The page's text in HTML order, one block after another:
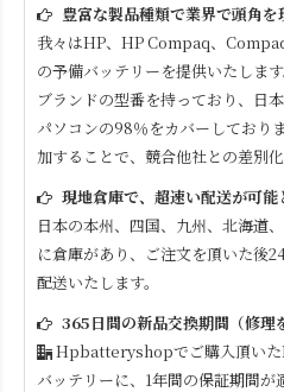
豊富な製品種類で業界で頭角を
我々はHP、HP Compaq、
の予備バッテリーを提供いたしま
ブランドの型番を持っており、日
パソコンの98％をカバーしており
加することで、競合他社との差別化
現地倉庫で、超速い配送が可能
日本の本州、四国、九州、北海道
に倉庫があり、ご注文を頂いた後
配送いたします。
365日間の新品交換期間（修理
Hpbatteryshopでご購入頂いた
バッテリーに、1年間の保証期間